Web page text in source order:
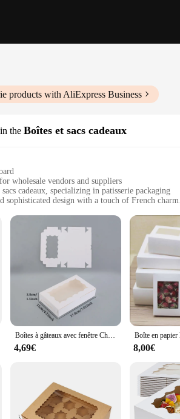
products with AliExpress Business
the Boîtes et sacs cadeaux
wholesale vendors and suppliers
cadeaux, specializing in patisserie packaging
sophisticated design with a touch of French charm
for events, gifting, and retail sales
Available in various sizes to suit different
Sweet Treats**
and stylish solution for showcasing your
The boîtes et sacs cadeaux come in a
boxes are the ideal way to elevate your
Gift Givers**
just for professionals; they're also perfect for
making them an excellent choice for those
just a box; it's a versatile tool for showcasing
homemade treat, these boxes are designed to
and practicality, these boîtes et sacs
Boîtes à gâteaux avec fenêtre Chamonix, boîtes à gâteaux padramatiques, pâtisseries, chocolats, gâteaux Chi, anniversaire, mariage, jour de Léon, 10 pièces
4,69€ 8,00€